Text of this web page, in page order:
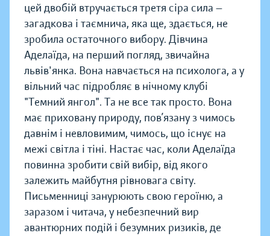
цей двобій втручається третя сіра сила —
загадкова і таємнича, яка ще, здається, не
зробила остаточного вибору. Дівчина
Аделаїда, на перший погляд, звичайна
львів'янка. Вона навчається на психолога, а у
вільний час підробляє в нічному клубі
"Темний янгол". Та не все так просто. Вона
має приховану природу, пов’язану з чимось
давнім і невловимим, чимось, що існує на
межі світла і тіні. Настає час, коли Аделаїда
повинна зробити свій вибір, від якого
залежить майбутня рівновага світу.
Письменниці занурюють свою героїню, а
заразом і читача, у небезпечний вир
авантюрних подій і безумних ризиків, де